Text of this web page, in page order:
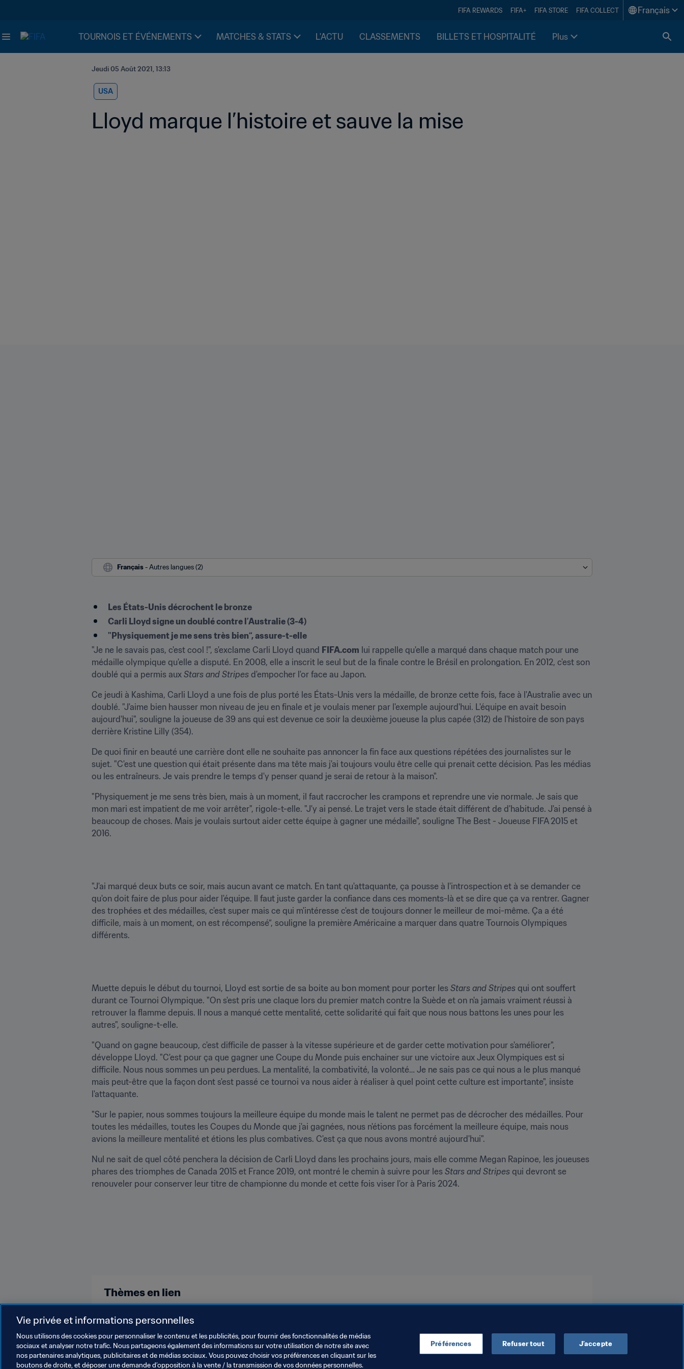
FIFA REWARDS FIFA+ FIFA STORE FIFA COLLECT Français
TOURNOIS ET ÉVÉNEMENTS MATCHES & STATS L'ACTU CLASSEMENTS BILLETS ET HOSPITALITÉ Plus
Jeudi 05 Août 2021, 13:13
USA
Lloyd marque l’histoire et sauve la mise
Français - Autres langues (2)
Les États-Unis décrochent le bronze
Carli Lloyd signe un doublé contre l’Australie (3-4)
"Physiquement je me sens très bien“, assure-t-elle
"Je ne le savais pas, c'est cool !", s'exclame Carli Lloyd quand FIFA.com lui rappelle qu'elle a marqué dans chaque match pour une
médaille olympique qu'elle a disputé. En 2008, elle a inscrit le seul but de la finale contre le Brésil en prolongation. En 2012, c'est son
doublé qui a permis aux Stars and Stripes d'empocher l'or face au Japon.
Ce jeudi à Kashima, Carli Lloyd a une fois de plus porté les États-Unis vers la médaille, de bronze cette fois, face à l'Australie avec un
doublé. "J'aime bien hausser mon niveau de jeu en finale et je voulais mener par l'exemple aujourd'hui. L'équipe en avait besoin
aujourd'hui", souligne la joueuse de 39 ans qui est devenue ce soir la deuxième joueuse la plus capée (312) de l'histoire de son pays
derrière Kristine Lilly (354).
De quoi finir en beauté une carrière dont elle ne souhaite pas annoncer la fin face aux questions répétées des journalistes sur le
sujet. "C'est une question qui était présente dans ma tête mais j'ai toujours voulu être celle qui prenait cette décision. Pas les médias
ou les entraîneurs. Je vais prendre le temps d'y penser quand je serai de retour à la maison".
"Physiquement je me sens très bien, mais à un moment, il faut raccrocher les crampons et reprendre une vie normale. Je sais que
mon mari est impatient de me voir arrêter", rigole-t-elle. "J'y ai pensé. Le trajet vers le stade était différent de d'habitude. J'ai pensé à
beaucoup de choses. Mais je voulais surtout aider cette équipe à gagner une médaille", souligne The Best - Joueuse FIFA 2015 et
2016.
"J'ai marqué deux buts ce soir, mais aucun avant ce match. En tant qu'attaquante, ça pousse à l'introspection et à se demander ce
qu'on doit faire de plus pour aider l'équipe. Il faut juste garder la confiance dans ces moments-là et se dire que ça va rentrer. Gagner
des trophées et des médailles, c'est super mais ce qui m'intéresse c'est de toujours donner le meilleur de moi-même. Ça a été
difficile, mais à un moment, on est récompensé“, souligne la première Américaine a marquer dans quatre Tournois Olympiques
différents.
Muette depuis le début du tournoi, Lloyd est sortie de sa boite au bon moment pour porter les Stars and Stripes qui ont souffert
durant ce Tournoi Olympique. "On s'est pris une claque lors du premier match contre la Suède et on n'a jamais vraiment réussi à
retrouver la flamme depuis. Il nous a manqué cette mentalité, cette solidarité qui fait que nous nous battons les unes pour les
autres", souligne-t-elle.
"Quand on gagne beaucoup, c'est difficile de passer à la vitesse supérieure et de garder cette motivation pour s'améliorer",
développe Lloyd. "C'est pour ça que gagner une Coupe du Monde puis enchainer sur une victoire aux Jeux Olympiques est si
difficile. Nous nous sommes un peu perdues. La mentalité, la combativité, la volonté… Je ne sais pas ce qui nous a le plus manqué
mais peut-être que la façon dont s'est passé ce tournoi va nous aider à réaliser à quel point cette culture est importante", insiste
l'attaquante.
"Sur le papier, nous sommes toujours la meilleure équipe du monde mais le talent ne permet pas de décrocher des médailles. Pour
toutes les médailles, toutes les Coupes du Monde que j'ai gagnées, nous n'étions pas forcément la meilleure équipe, mais nous
avions la meilleure mentalité et étions les plus combatives. C'est ça que nous avons montré aujourd'hui".
Nul ne sait de quel côté penchera la décision de Carli Lloyd dans les prochains jours, mais elle comme Megan Rapinoe, les joueuses
phares des triomphes de Canada 2015 et France 2019, ont montré le chemin à suivre pour les Stars and Stripes qui devront se
renouveler pour conserver leur titre de championne du monde et cette fois viser l'or à Paris 2024.
Thèmes en lien
USA Concacaf
Vie privée et informations personnelles
Nous utilisons des cookies pour personnaliser le contenu et les publicités, pour fournir des fonctionnalités de médias
sociaux et analyser notre trafic. Nous partageons également des informations sur votre utilisation de notre site avec
nos partenaires analytiques, publicitaires et de médias sociaux. Vous pouvez choisir vos préférences en cliquant sur les
boutons de droite, et déposer une demande d’opposition à la vente / la transmission de vos données personnelles.
Préférences Refuser tout J’accepte